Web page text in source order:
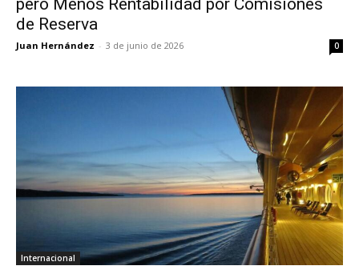
pero Menos Rentabilidad por Comisiones
de Reserva
Juan Hernández - 3 de junio de 2026 0
Internacional